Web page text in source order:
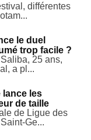
différentes
le duel
trop facile ?
25 ans,
a pl...
lance les
de taille
de Ligue des
Ge...